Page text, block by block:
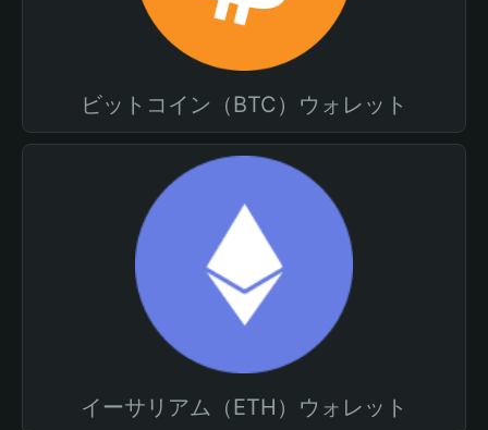
ビットコイン（BTC）ウォレット
イーサリアム（ETH）ウォレット